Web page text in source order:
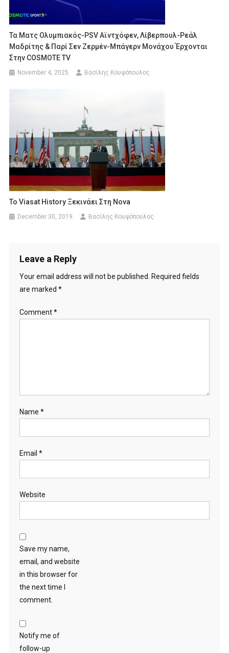
Τα Ματς Ολυμπιακός-PSV Αϊντχόφεν, Λίβερπουλ-Ρεάλ
Μαδρίτης & Παρί Σεν Ζερμέν-Μπάγερν Μονάχου Έρχονται
Στην COSMOTE TV
November 4, 2025 Βασίλης Κουφόπουλος
To Viasat History Ξεκινάει Στη Nova
December 30, 2019 Βασίλης Κουφόπουλος
Leave a Reply
Your email address will not be published.
Required fields
are marked *
Comment*
Name *
Email *
Website
Save my name,
email, and website
in this browser for
the next time I
comment.
Notify me of
follow-up